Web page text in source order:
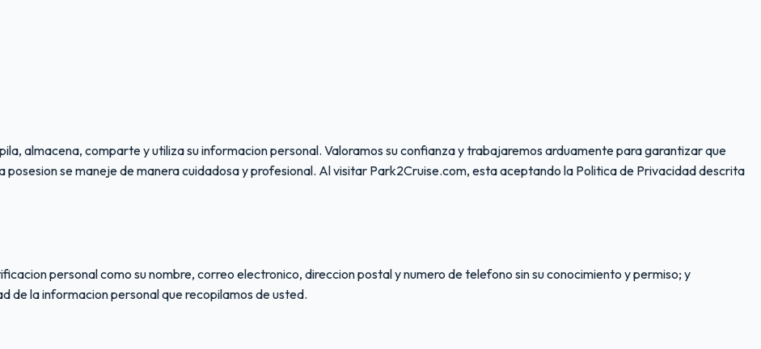
almacena, comparte y utiliza su informacion personal. Valoramos su confianza y trabajaremos arduamente para garantizar que
se maneje de manera cuidadosa y profesional. Al visitar Park2Cruise.com, esta aceptando la Politica de Privacidad descrita
personal como su nombre, correo electronico, direccion postal y numero de telefono sin su conocimiento y permiso; y
de la informacion personal que recopilamos de usted.